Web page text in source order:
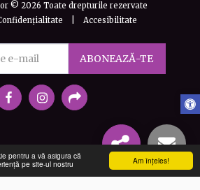
Am înţeles!
pentru a vă asigura că
pe site-ul nostru
© 2026 Toate drepturile rezervate
Accesibilitate
ABONEAZĂ-TE